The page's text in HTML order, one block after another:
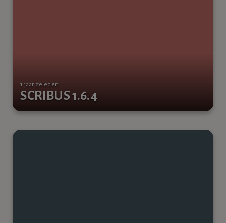
SCRIBUS 1.6.4
1 jaar geleden